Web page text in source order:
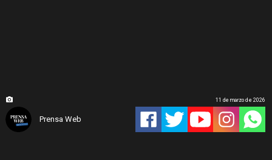
Prensa Web
11 de marzo de 2026